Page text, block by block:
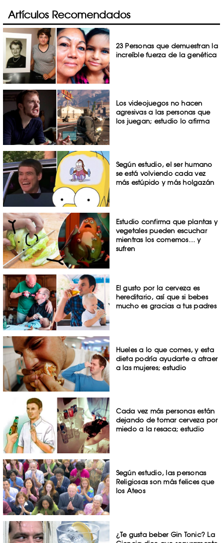
Artículos Recomendados
23 Personas que demuestran la
increíble fuerza de la genética
Los videojuegos no hacen
agresivas a las personas que
los juegan; estudio lo afirma
Según estudio, el ser humano
se está volviendo cada vez
más estúpido y más holgazán
Estudio confirma que plantas y
vegetales pueden escuchar
mientras los comemos… y
sufren
El gusto por la cerveza es
hereditario, así que si bebes
mucho es gracias a tus padres
Hueles a lo que comes, y esta
dieta podría ayudarte a atraer
a las mujeres; estudio
Cada vez más personas están
dejando de tomar cerveza por
miedo a la resaca; estudio
Según estudio, las personas
Religiosas son más felices que
los Ateos
¿Te gusta beber Gin Tonic? La